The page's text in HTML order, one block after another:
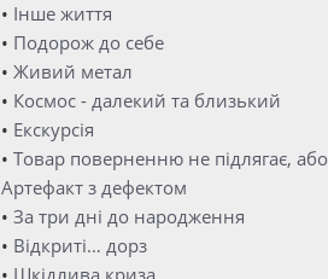
• Інше життя
• Подорож до себе
• Живий метал
• Космос - далекий та близький
• Екскурсія
• Товар поверненню не підлягає, або
Артефакт з дефектом
• За три дні до народження
• Відкриті… дорз
• Шкідлива криза